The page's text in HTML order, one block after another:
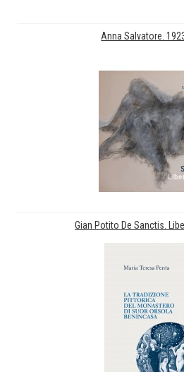
Anna Salvatore.
Gian Potito De Sanctis.